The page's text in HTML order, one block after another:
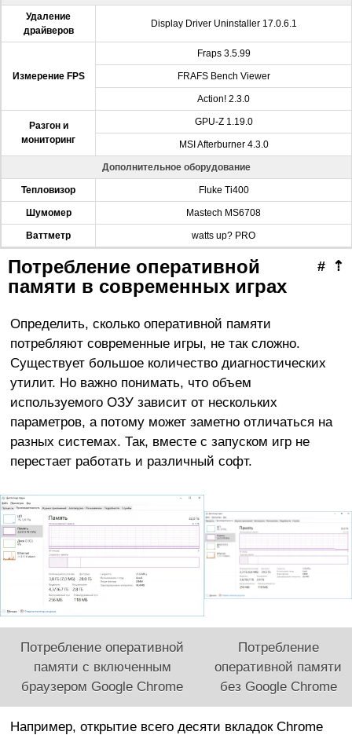
Удаление
драйверов
Display Driver Uninstaller 17.0.6.1
Измерение FPS
Fraps 3.5.99
FRAFS Bench Viewer
Action! 2.3.0
Разгон и
мониторинг
GPU-Z 1.19.0
MSI Afterburner 4.3.0
Дополнительное оборудование
Тепловизор Fluke Ti400
Шумомер Mastech MS6708
Ваттметр watts up? PRO
⇡
#
Потребление оперативной
памяти в современных играх
Определить, сколько оперативной памяти
потребляют современные игры, не так сложно.
Существует большое количество диагностических
утилит. Но важно понимать, что объем
используемого ОЗУ зависит от нескольких
параметров, а потому может заметно отличаться на
разных системах. Так, вместе с запуском игр не
перестает работать и различный софт.
Потребление оперативной
памяти с включенным
браузером Google Chrome
Потребление
оперативной памяти
без Google Chrome
Например, открытие всего десяти вкладок Chrome